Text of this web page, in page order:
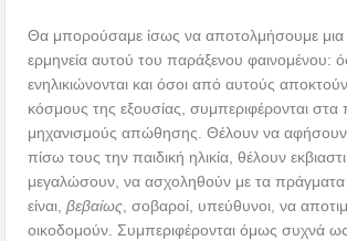
Θα μπορούσαμε ίσως να αποτολμήσουμε μια
ερμηνεία αυτού του παράξενου φαινομένου:
ενηλικιώνονται και όσοι από αυτούς
κόσμους της εξουσίας, συμπεριφέρονται στα
μηχανισμούς απώθησης. Θέλουν να αφήσουν
πίσω τους την παιδική ηλικία, θέλουν
μεγαλώσουν, να ασχοληθούν με τα
είναι,βεβαίως , σοβαροί, υπεύθυνοι, να
οικοδομούν. Συμπεριφέρονται όμως συχνά ως